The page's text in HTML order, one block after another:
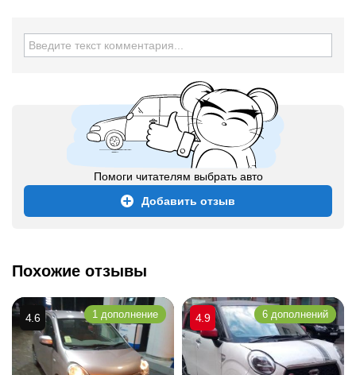
Помоги читателям выбрать авто
Добавить отзыв
Похожие отзывы
4.6 1 дополнение 4.9 6 дополнений